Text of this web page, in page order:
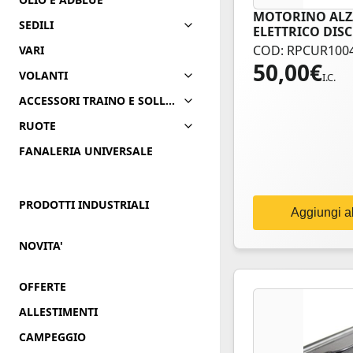
SEDILI
VARI
VOLANTI
ACCESSORI TRAINO E SOLLEVAMENTO
RUOTE
FANALERIA UNIVERSALE
PRODOTTI INDUSTRIALI
NOVITA'
OFFERTE
ALLESTIMENTI
CAMPEGGIO
MOTORINO
ELETTRICO
LATO SX
COD:
50,00€I.C.
Aggiungi